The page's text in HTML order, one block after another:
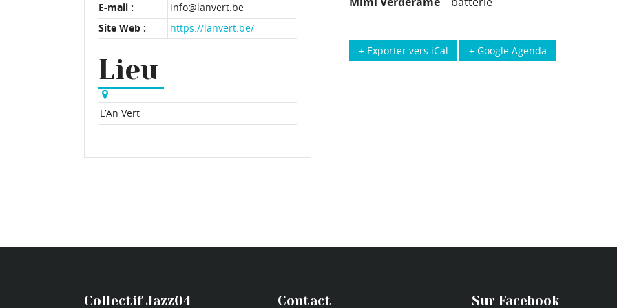
E-mail :
info@lanvert.be
Site Web :
https://lanvert.be/
Lieu
L’An Vert
+ Google Agenda
+ Exporter vers iCal
Collectif Jazz04 Contact Sur Facebook